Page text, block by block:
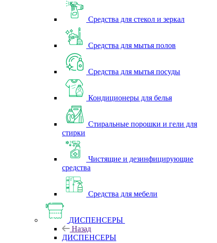
Средства для стекол и зеркал
Средства для мытья полов
Средства для мытья посуды
Кондиционеры для белья
Стиральные порошки и гели для
стирки
Чистящие и дезинфицирующие
средства
Средства для мебели
ДИСПЕНСЕРЫ
Назад
ДИСПЕНСЕРЫ